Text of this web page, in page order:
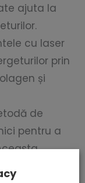
ajuta la
cu laser
prin
și
de
pentru a
și